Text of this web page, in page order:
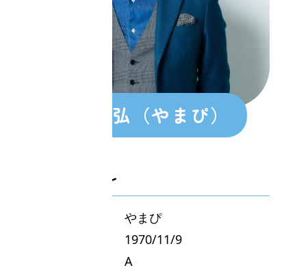
山村恭弘（やまぴ）
プロフィール
・ニックネーム やまぴ
・生年月日 1970/11/9
・血液型 A